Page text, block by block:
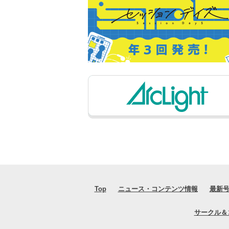
Top ニュース・コンテンツ情報 最新
サークル